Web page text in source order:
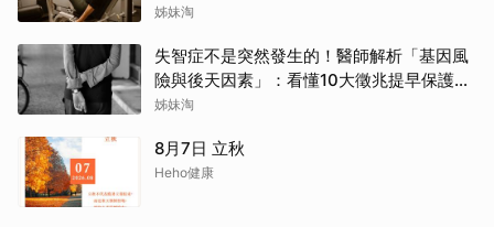
姊妹淘
失智症不是突然發生的！醫師解析「基因風
險與後天因素」：看懂10大徵兆提早保護大
腦
姊妹淘
8月7日 立秋
Heho健康